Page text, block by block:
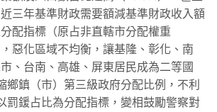
三年基準財政需要額減基準財政收入額
配指標（原占非直轄市分配權重
惡化區域不均衡，讓基隆、彰化、南
、台南、高雄、屏東居民成為二等國
鄉鎮（市）第三級政府分配比例，不利
罰鍰占比為分配指標，變相鼓勵警察對